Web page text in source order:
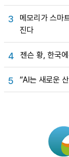
3
메모리가 스마
진다
4 젠슨 황, 한국
5 “AI는 새로운